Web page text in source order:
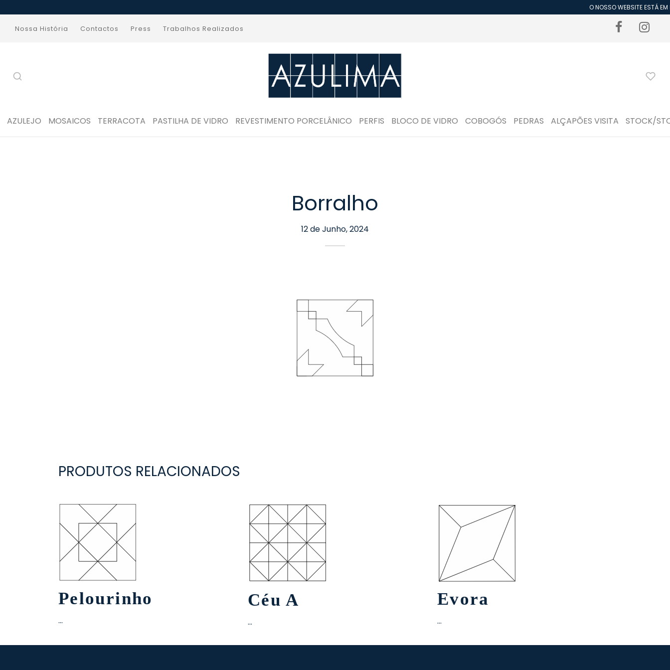
O NOSSO WEBSITE ESTÁ
Nossa História Contactos Press Trabalhos Realizados
AZULEJO MOSAICOS TERRACOTA PASTILHA DE VIDRO REVESTIMENTO PORCELÂNICO PERFIS BLOCO DE VIDRO COBOGÓS PEDRAS ALÇAPÕES VISITA STOCK/
Borralho
12 de Junho, 2024
PRODUTOS RELACIONADOS
Pelourinho
…
Céu A
…
Evora
…